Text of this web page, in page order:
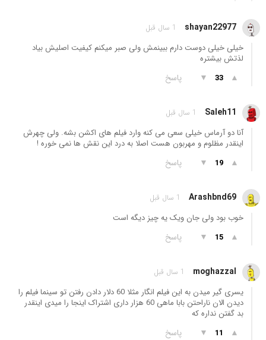
shayan22977 1 سال قبل
خیلی خیلی دوست دارم ببینمش ولی صبر میکنم کیفیت اصلیش بیاد
لذتش بیشتره
▲
33
▼ پاسخ
Saleh11 1 سال قبل
آنا دو آرماس خیلی سعی می کنه وارد فیلم های اکشن بشه. ولی چهرش
اینقدر مظلوم و مهربون هست اصلا به درد این نقش ها نمی خوره !
▲
19
▼ پاسخ
Arashbnd69 1 سال قبل
خوب بود ولی جان ویک یه چیز دیگه است
▲
15
▼ پاسخ
moghazzal 1 سال قبل
یسری گیر میدن به این فیلم انگار مثلا 60 دلار دادن رفتن تو سینما فیلم را
دیدن الان ناراحتن بابا ماهی 60 هزار داری اشتراک اینجا را میدی اینقدر
بد گفتن نداره که
▲
11
▼ پاسخ